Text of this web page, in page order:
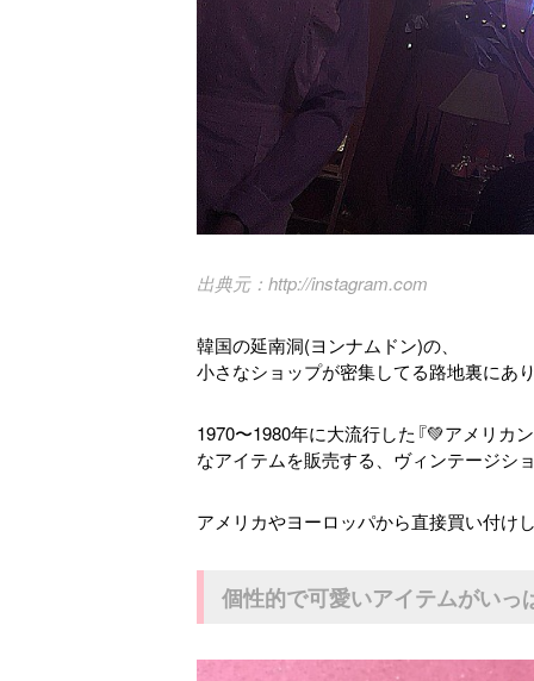
http://instagram.com
韓国の延南洞(ヨンナムドン)の、
小さなショップが密集してる路地裏にあ
1970〜1980年に大流行した『💚アメリカ
なアイテムを販売する、ヴィンテージシ
アメリカやヨーロッパから直接買い付け
個性的で可愛いアイテムがいっ